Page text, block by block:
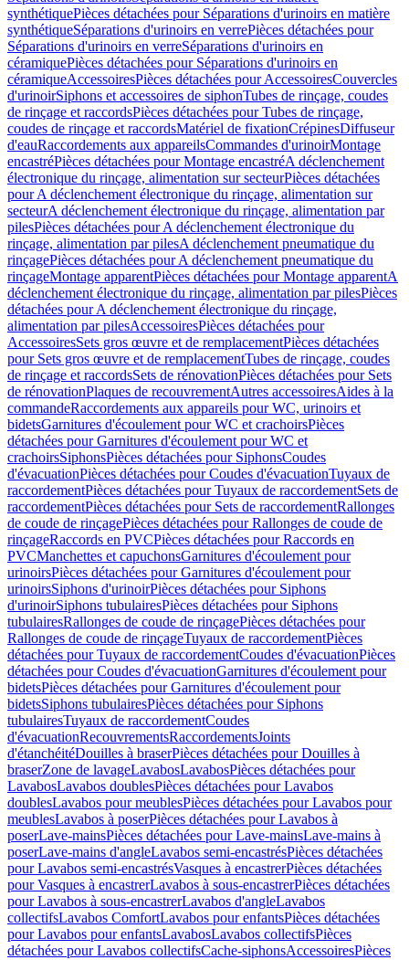
synthétiquePièces détachées pour Séparations d'urinoirs en matière
synthétiqueSéparations d'urinoirs en verrePièces détachées pour
Séparations d'urinoirs en verreSéparations d'urinoirs en
céramiquePièces détachées pour Séparations d'urinoirs en
céramiqueAccessoiresPièces détachées pour AccessoiresCouvercles
d'urinoirSiphons et accessoires de siphonTubes de rinçage, coudes
de rinçage et raccordsPièces détachées pour Tubes de rinçage,
coudes de rinçage et raccordsMatériel de fixationCrépinesDiffuseur
d'eauRaccordements aux appareilsCommandes d'urinoirMontage
encastréPièces détachées pour Montage encastréA déclenchement
électronique du rinçage, alimentation sur secteurPièces détachées
pour A déclenchement électronique du rinçage, alimentation sur
secteurA déclenchement électronique du rinçage, alimentation par
pilesPièces détachées pour A déclenchement électronique du
rinçage, alimentation par pilesA déclenchement pneumatique du
rinçagePièces détachées pour A déclenchement pneumatique du
rinçageMontage apparentPièces détachées pour Montage apparentA
déclenchement électronique du rinçage, alimentation par pilesPièces
détachées pour A déclenchement électronique du rinçage,
alimentation par pilesAccessoiresPièces détachées pour
AccessoiresSets gros œuvre et de remplacementPièces détachées
pour Sets gros œuvre et de remplacementTubes de rinçage, coudes
de rinçage et raccordsSets de rénovationPièces détachées pour Sets
de rénovationPlaques de recouvrementAutres accessoiresAides à la
commandeRaccordements aux appareils pour WC, urinoirs et
bidetsGarnitures d'écoulement pour WC et crachoirsPièces
détachées pour Garnitures d'écoulement pour WC et
crachoirsSiphonsPièces détachées pour SiphonsCoudes
d'évacuationPièces détachées pour Coudes d'évacuationTuyaux de
raccordementPièces détachées pour Tuyaux de raccordementSets de
raccordementPièces détachées pour Sets de raccordementRallonges
de coude de rinçagePièces détachées pour Rallonges de coude de
rinçageRaccords en PVCPièces détachées pour Raccords en
PVCManchettes et capuchonsGarnitures d'écoulement pour
urinoirsPièces détachées pour Garnitures d'écoulement pour
urinoirsSiphons d'urinoirPièces détachées pour Siphons
d'urinoirSiphons tubulairesPièces détachées pour Siphons
tubulairesRallonges de coude de rinçagePièces détachées pour
Rallonges de coude de rinçageTuyaux de raccordementPièces
détachées pour Tuyaux de raccordementCoudes d'évacuationPièces
détachées pour Coudes d'évacuationGarnitures d'écoulement pour
bidetsPièces détachées pour Garnitures d'écoulement pour
bidetsSiphons tubulairesPièces détachées pour Siphons
tubulairesTuyaux de raccordementCoudes
d'évacuationRecouvrementsRaccordementsJoints
d'étanchéitéDouilles à braserPièces détachées pour Douilles à
braserZone de lavageLavabosLavabosPièces détachées pour
LavabosLavabos doublesPièces détachées pour Lavabos
doublesLavabos pour meublesPièces détachées pour Lavabos pour
meublesLavabos à poserPièces détachées pour Lavabos à
poserLave-mainsPièces détachées pour Lave-mainsLave-mains à
poserLave-mains d'angleLavabos semi-encastrésPièces détachées
pour Lavabos semi-encastrésVasques à encastrerPièces détachées
pour Vasques à encastrerLavabos à sous-encastrerPièces détachées
pour Lavabos à sous-encastrerLavabos d'angleLavabos
collectifsLavabos ComfortLavabos pour enfantsPièces détachées
pour Lavabos pour enfantsLavabosLavabos collectifsPièces
détachées pour Lavabos collectifsCache-siphonsAccessoiresPièces